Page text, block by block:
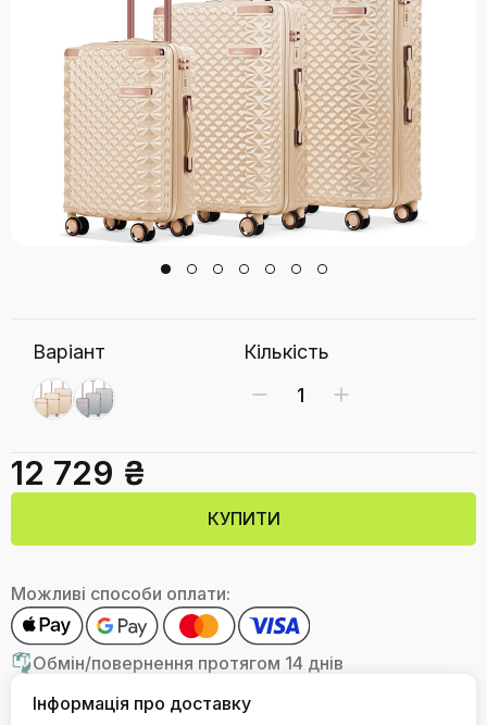
Варіант Кількість
12 729 ₴
КУПИТИ
Можливі способи оплати:
Обмін/повернення протягом 14 днів
Інформація про доставку